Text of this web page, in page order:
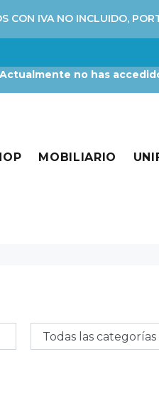
CON IVA NO INCLUIDO,
Actualmente no has
MOBILIARIO